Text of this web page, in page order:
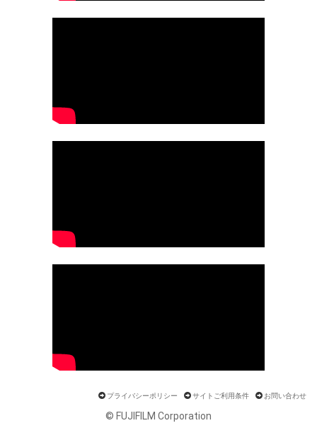
プライバシーポリシー サイトご利用条件 お問い合わせ
© FUJIFILM Corporation